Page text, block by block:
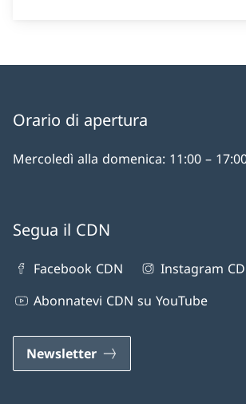
Orario di apertura
Mercoledì alla domenica: 11:00 –
Segua il CDN
Facebook CDN
Instagram
Abonnatevi CDN su YouTube
Newsletter